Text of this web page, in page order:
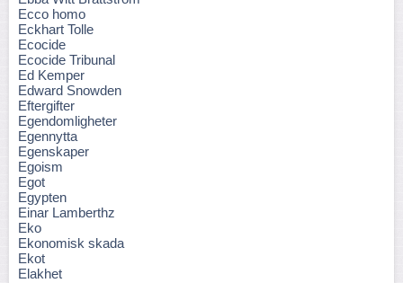
Ecco homo
Eckhart Tolle
Ecocide
Ecocide Tribunal
Ed Kemper
Edward Snowden
Eftergifter
Egendomligheter
Egennytta
Egenskaper
Egoism
Egot
Egypten
Einar Lamberthz
Eko
Ekonomisk skada
Ekot
Elakhet